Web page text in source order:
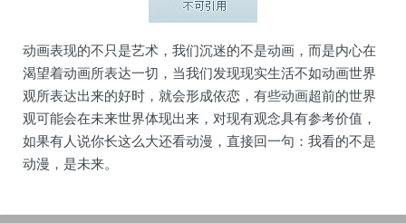
动画表现的不只是艺术，我们沉迷的不是动画，而是内心在
渴望着动画所表达一切，当我们发现现实生活不如动画世界
观所表达出来的好时，就会形成依恋，有些动画超前的世界
观可能会在未来世界体现出来，对现有观念具有参考价值，
如果有人说你长这么大还看动漫，直接回一句：我看的不是
动漫，是未来。